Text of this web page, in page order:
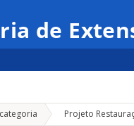
de
» Projeto